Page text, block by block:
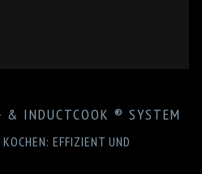
INDUCTCOOK ® SYSTEM
EFFIZIENT UND